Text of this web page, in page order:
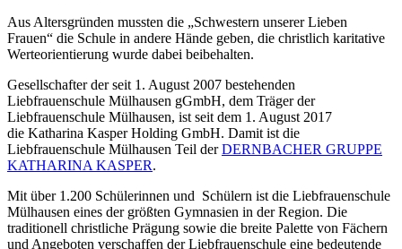
Aus Altersgründen mussten die „Schwestern unserer Lieben
Frauen“ die Schule in andere Hände geben, die christlich karitative
Werteorientierung wurde dabei beibehalten.
Gesellschafter der seit 1. August 2007 bestehenden
Liebfrauenschule Mülhausen gGmbH, dem Träger der
Liebfrauenschule Mülhausen, ist seit dem 1. August 2017
die Katharina Kasper Holding GmbH. Damit ist die
Liebfrauenschule Mülhausen Teil derDERNBACHER GRUPPE
KATHARINA KASPER.
Mit über 1.200 Schülerinnen und Schülern ist die Liebfrauenschule
Mülhausen eines der größten Gymnasien in der Region. Die
traditionell christliche Prägung sowie die breite Palette von Fächern
und Angeboten verschaffen der Liebfrauenschule eine bedeutende